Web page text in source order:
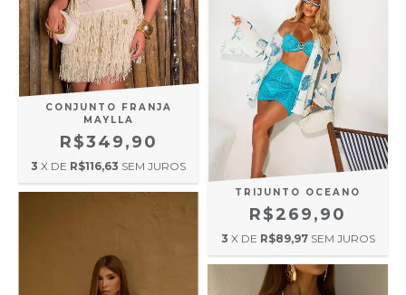
CONJUNTO FRANJA
MAYLLA
R$349,90
3 X DE R$116,63 SEM JUROS
TRIJUNTO OCEANO
R$269,90
3 X DE R$89,97 SEM JUROS